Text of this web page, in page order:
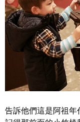
告訴他們這是阿祖